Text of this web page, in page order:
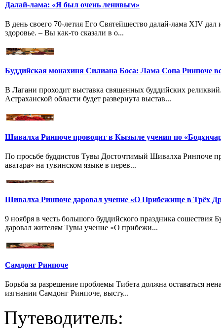
Далай-лама: «Я был очень ленивым»
В день своего 70-летия Его Святейшество далай-лама XIV
здоровье. – Вы как-то сказали в о...
Буддийская монахиня Силиана Боса: Лама Сопа Ринпоче
В Лагани проходит выставка священных буддийских
Астраханской области будет развернута выстав...
Шивалха Ринпоче проводит в Кызыле учения по
По просьбе буддистов Тувы Досточтимый Шивалха Ринпоче
аватара» на тувинском языке в перев...
Шивалха Ринпоче даровал учение «О Прибежище в Трёх
9 ноября в честь большого буддийского праздника
даровал жителям Тувы учение «О прибежи...
Самдонг Ринпоче
Борьба за разрешение проблемы Тибета должна оставаться
изгнании Самдонг Ринпоче, высту...
Путеводитель: